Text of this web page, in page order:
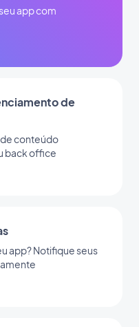
app com
de
conteúdo
back office
app? Notifique seus